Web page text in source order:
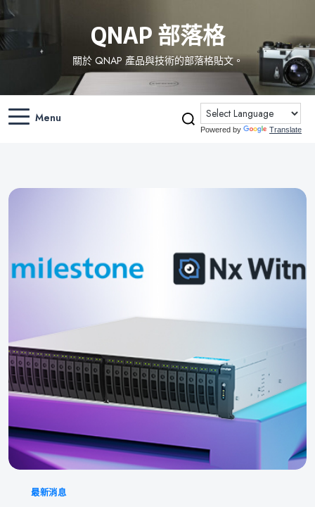
QNAP 部落格
關於 QNAP 產品與技術的部落格貼文。
Menu
Powered by Translate
Categories
最新消息